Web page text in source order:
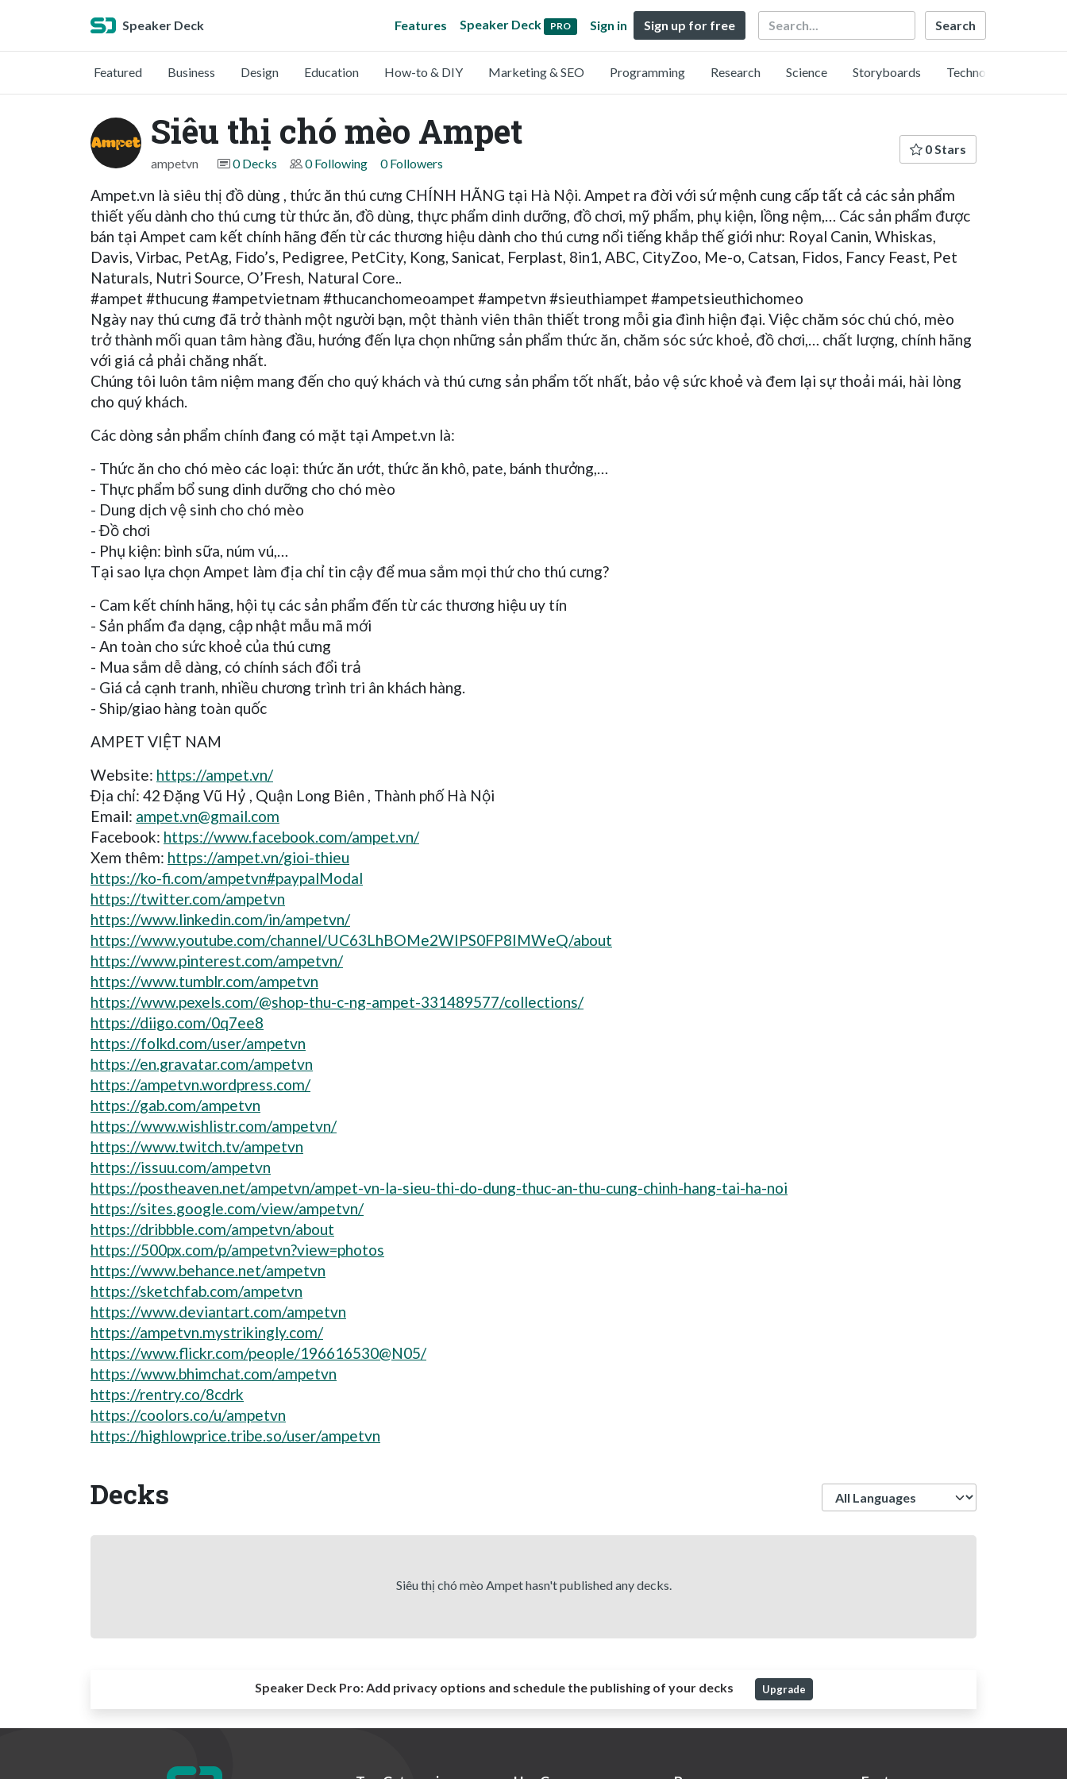
Speaker Deck Features Speaker Deck PRO Sign in Sign up for free Search
Featured Business Design Education How-to & DIY Marketing & SEO Programming Research Science Storyboards Technology
Siêu thị chó mèo Ampet
ampetvn 0 Decks 0 Following 0 Followers
0 Stars
Ampet.vn là siêu thị đồ dùng , thức ăn thú cưng CHÍNH HÃNG tại Hà Nội. Ampet ra đời với sứ mệnh cung cấp tất cả các sản phẩm
thiết yếu dành cho thú cưng từ thức ăn, đồ dùng, thực phẩm dinh dưỡng, đồ chơi, mỹ phẩm, phụ kiện, lồng nệm,… Các sản phẩm được
bán tại Ampet cam kết chính hãng đến từ các thương hiệu dành cho thú cưng nổi tiếng khắp thế giới như: Royal Canin, Whiskas,
Davis, Virbac, PetAg, Fido’s, Pedigree, PetCity, Kong, Sanicat, Ferplast, 8in1, ABC, CityZoo, Me-o, Catsan, Fidos, Fancy Feast, Pet
Naturals, Nutri Source, O’Fresh, Natural Core..
#ampet #thucung #ampetvietnam #thucanchomeoampet #ampetvn #sieuthiampet #ampetsieuthichomeo
Ngày nay thú cưng đã trở thành một người bạn, một thành viên thân thiết trong mỗi gia đình hiện đại. Việc chăm sóc chú chó, mèo
trở thành mối quan tâm hàng đầu, hướng đến lựa chọn những sản phẩm thức ăn, chăm sóc sức khoẻ, đồ chơi,… chất lượng, chính hãng
với giá cả phải chăng nhất.
Chúng tôi luôn tâm niệm mang đến cho quý khách và thú cưng sản phẩm tốt nhất, bảo vệ sức khoẻ và đem lại sự thoải mái, hài lòng
cho quý khách.
Các dòng sản phẩm chính đang có mặt tại Ampet.vn là:
- Thức ăn cho chó mèo các loại: thức ăn ướt, thức ăn khô, pate, bánh thưởng,…
- Thực phẩm bổ sung dinh dưỡng cho chó mèo
- Dung dịch vệ sinh cho chó mèo
- Đồ chơi
- Phụ kiện: bình sữa, núm vú,…
Tại sao lựa chọn Ampet làm địa chỉ tin cậy để mua sắm mọi thứ cho thú cưng?
- Cam kết chính hãng, hội tụ các sản phẩm đến từ các thương hiệu uy tín
- Sản phẩm đa dạng, cập nhật mẫu mã mới
- An toàn cho sức khoẻ của thú cưng
- Mua sắm dễ dàng, có chính sách đổi trả
- Giá cả cạnh tranh, nhiều chương trình tri ân khách hàng.
- Ship/giao hàng toàn quốc
AMPET VIỆT NAM
Website: https://ampet.vn/
Địa chỉ: 42 Đặng Vũ Hỷ , Quận Long Biên , Thành phố Hà Nội
Email: ampet.vn@gmail.com
Facebook: https://www.facebook.com/ampet.vn/
Xem thêm: https://ampet.vn/gioi-thieu
https://ko-fi.com/ampetvn#paypalModal
https://twitter.com/ampetvn
https://www.linkedin.com/in/ampetvn/
https://www.youtube.com/channel/UC63LhBOMe2WIPS0FP8IMWeQ/about
https://www.pinterest.com/ampetvn/
https://www.tumblr.com/ampetvn
https://www.pexels.com/@shop-thu-c-ng-ampet-331489577/collections/
https://diigo.com/0q7ee8
https://folkd.com/user/ampetvn
https://en.gravatar.com/ampetvn
https://ampetvn.wordpress.com/
https://gab.com/ampetvn
https://www.wishlistr.com/ampetvn/
https://www.twitch.tv/ampetvn
https://issuu.com/ampetvn
https://postheaven.net/ampetvn/ampet-vn-la-sieu-thi-do-dung-thuc-an-thu-cung-chinh-hang-tai-ha-noi
https://sites.google.com/view/ampetvn/
https://dribbble.com/ampetvn/about
https://500px.com/p/ampetvn?view=photos
https://www.behance.net/ampetvn
https://sketchfab.com/ampetvn
https://www.deviantart.com/ampetvn
https://ampetvn.mystrikingly.com/
https://www.flickr.com/people/196616530@N05/
https://www.bhimchat.com/ampetvn
https://rentry.co/8cdrk
https://coolors.co/u/ampetvn
https://highlowprice.tribe.so/user/ampetvn
Decks
Siêu thị chó mèo Ampet hasn't published any decks.
Speaker Deck Pro:Add privacy options and schedule the publishing of your decks Upgrade